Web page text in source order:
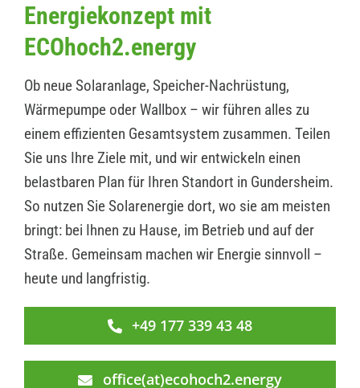
Energiekonzept mit
ECOhoch2.energy
Ob neue Solaranlage, Speicher-Nachrüstung,
Wärmepumpe oder Wallbox – wir führen alles zu
einem effizienten Gesamtsystem zusammen. Teilen
Sie uns Ihre Ziele mit, und wir entwickeln einen
belastbaren Plan für Ihren Standort in Gundersheim.
So nutzen Sie Solarenergie dort, wo sie am meisten
bringt: bei Ihnen zu Hause, im Betrieb und auf der
Straße. Gemeinsam machen wir Energie sinnvoll –
heute und langfristig.
+49 177 339 43 48
office(at)ecohoch2.energy